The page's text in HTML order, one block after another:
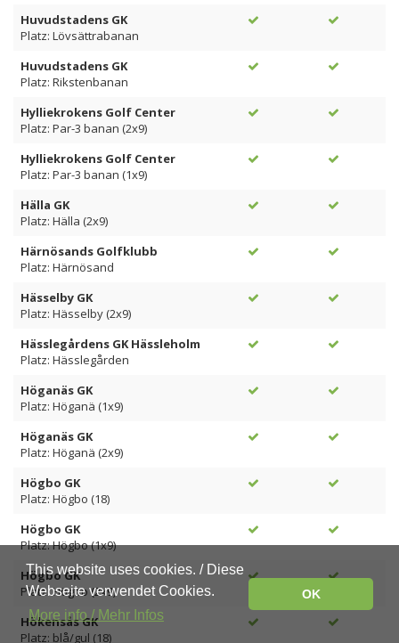
Huvudstadens GK
Platz: Lövsättrabanan
Huvudstadens GK
Platz: Rikstenbanan
Hylliekrokens Golf Center
Platz: Par-3 banan (2x9)
Hylliekrokens Golf Center
Platz: Par-3 banan (1x9)
Hälla GK
Platz: Hälla (2x9)
Härnösands Golfklubb
Platz: Härnösand
Hässelby GK
Platz: Hässelby (2x9)
Hässlegårdens GK Hässleholm
Platz: Hässlegården
Höganäs GK
Platz: Höganä (1x9)
Höganäs GK
Platz: Höganä (2x9)
Högbo GK
Platz: Högbo (18)
Högbo GK
Platz: Högbo (1x9)
Högbo GK
Platz: Högbo (2x9)
Hökensås GK
Platz: blå/gul (18)
This website uses cookies. / Diese
Webseite verwendet Cookies.
More info / Mehr Infos
OK